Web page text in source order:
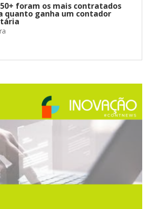
foram os mais contratados
quanto ganha um contador